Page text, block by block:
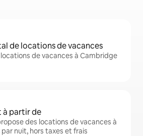
de locations de vacances
locations de vacances à Cambridge
à partir de
des locations de vacances à
par nuit, hors taxes et frais